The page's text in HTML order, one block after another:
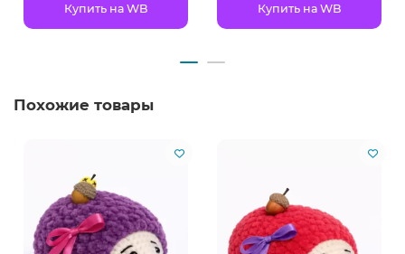
Купить на WB Купить на WB
Похожие товары